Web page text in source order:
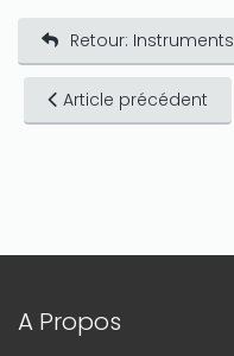
Retour: Instruments
Article précédent
A Propos